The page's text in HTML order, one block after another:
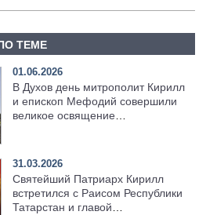
ТЕМЕ
01.06.2026
В Духов день митрополит Кирилл
и епископ Мефодий совершили
великое освящение
31.03.2026
Святейший Патриарх Кирилл
встретился с Раисом Республики
Татарстан и главой